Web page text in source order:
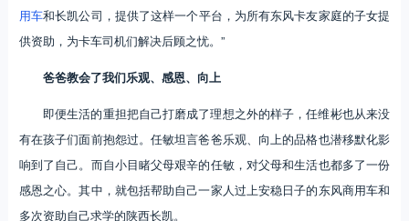
用车和长凯公司，提供了这样一个平台，为所有东风卡友家庭的子女提
供资助，为卡车司机们解决后顾之忧。”
爸爸教会了我们乐观、感恩、向上
即便生活的重担把自己打磨成了理想之外的样子，任维彬也从来没
有在孩子们面前抱怨过。任敏坦言爸爸乐观、向上的品格也潜移默化影
响到了自己。而自小目睹父母艰辛的任敏，对父母和生活也都多了一份
感恩之心。其中，就包括帮助自己一家人过上安稳日子的东风商用车和
多次资助自己求学的陕西长凯。